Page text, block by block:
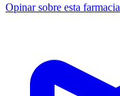
Opinar sobre esta farmacia